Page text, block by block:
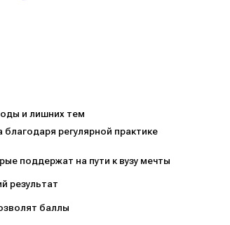
и лишних тем
регулярной практике
поддержат на пути к вузу мечты
результат
баллы